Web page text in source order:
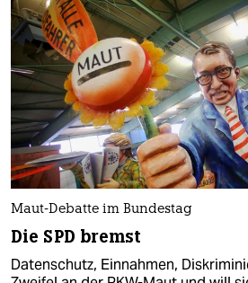
Maut-Debatte im Bundestag
Die SPD bremst
Datenschutz, Einnahmen,